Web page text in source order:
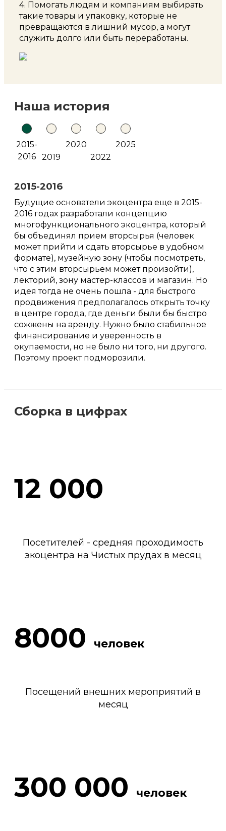
4. Помогать людям и компаниям выбирать
такие товары и упаковку, которые не
превращаются в лишний мусор, а могут
служить долго или быть переработаны.
Наша история
2015-
2016
2019
2020
2022
2025
2015-2016
Будущие основатели экоцентра еще в 2015-
2016 годах разработали концепцию
многофункционального экоцентра, который
бы объединял прием вторсырья (человек
может прийти и сдать вторсырье в удобном
формате), музейную зону (чтобы посмотреть,
что с этим вторсырьем может произойти),
лекторий, зону мастер-классов и магазин. Но
идея тогда не очень пошла - для быстрого
продвижения предполагалось открыть точку
в центре города, где деньги были бы быстро
сожжены на аренду. Нужно было стабильное
финансирование и уверенность в
окупаемости, но не было ни того, ни другого.
Поэтому проект подморозили.
Сборка в цифрах
12 000
Посетителей - средняя проходимость
экоцентра на Чистых прудах в месяц
8000 человек
Посещений внешних мероприятий в
месяц
300 000 человек